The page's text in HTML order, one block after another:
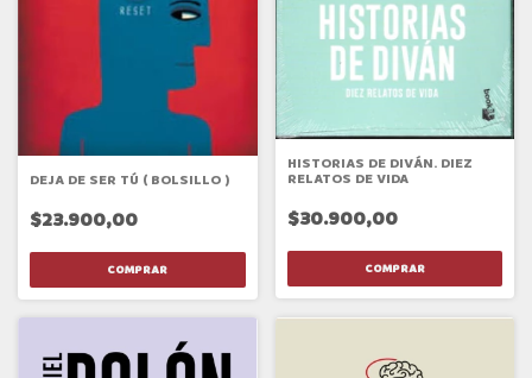
DEJA DE SER TÚ ( BOLSILLO )
$23.900,00
HISTORIAS DE DIVÁN. DIEZ
RELATOS DE VIDA
$30.900,00